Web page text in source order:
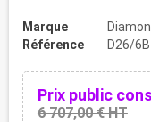
Marque
Référence
D26/6B
Prix public
6 707,00 € HT